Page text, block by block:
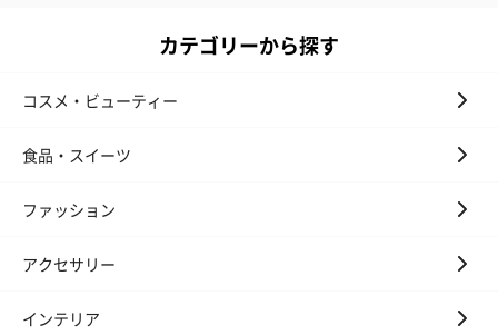
カテゴリーから探す
コスメ・ビューティー
食品・スイーツ
ファッション
アクセサリー
インテリア